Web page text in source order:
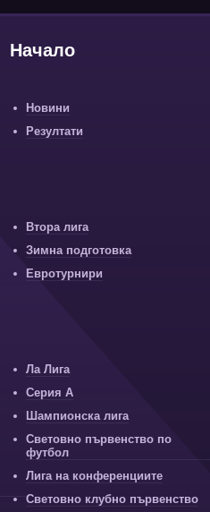
Начало
Новини
Резултати
Втора лига
Зимна подготовка
Евротурнири
Ла Лига
Серия А
Шампионска лига
Световно първенство по
футбол
Лига на конференциите
Световно клубно първенство